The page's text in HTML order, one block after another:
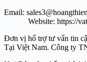
Email:
Website: https://
Đơn vị hổ trợ tư vấn tin
Tại Việt Nam. Công ty